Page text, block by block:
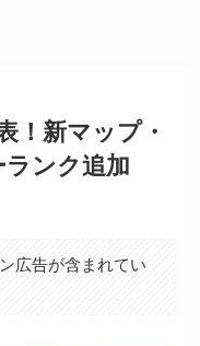
！新マップ・
ンク追加
広告が含まれてい